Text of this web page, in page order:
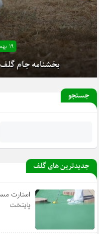
۱۹ بهمن ۱۴۰۴
بخشنامه جام
آغاز دور رفت لیگ
جستجو
جدیدترین های گلف
استارت
پایتخت